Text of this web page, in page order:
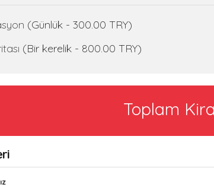
(Günlük - 300.00 TRY)
(Bir kerelik - 800.00 TRY)
Toplam